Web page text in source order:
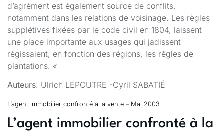
d’agrément est également source de conflits,
notamment dans les relations de voisinage. Les règles
supplétives fixées par le code civil en 1804, laissent
une place importante aux usages qui jadissent
régissaient, en fonction des régions, les règles de
plantations. «
Auteurs: Ulrich LEPOUTRE -Cyril SABATIÉ
L’agent immobilier confronté à la vente – Mai 2003
L’agent immobilier confronté à la